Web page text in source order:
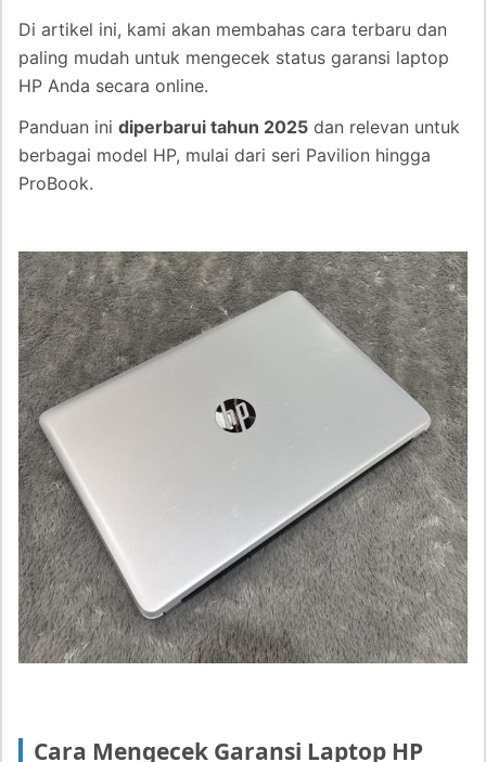
Di artikel ini, kami akan membahas cara terbaru dan
paling mudah untuk mengecek status garansi laptop
HP Anda secara online.
Panduan ini diperbarui tahun 2025 dan relevan untuk
berbagai model HP, mulai dari seri Pavilion hingga
ProBook.
Cara Mengecek Garansi Laptop HP